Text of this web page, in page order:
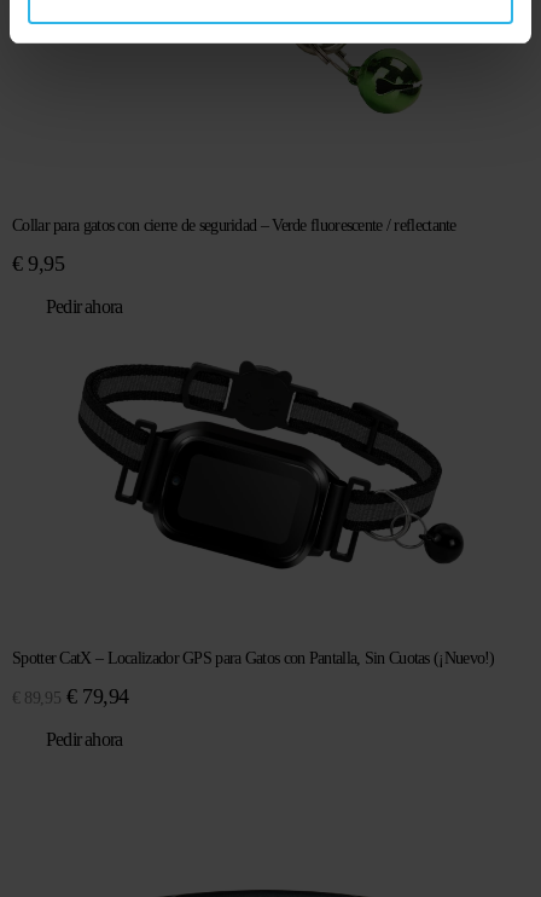
Collar para gatos con cierre de seguridad – Verde fluorescente / reflectante
€9,95
Pedir ahora
Spotter CatX – Localizador GPS para Gatos con Pantalla, Sin Cuotas (¡Nuevo!)
€ 89,95 El
original
€79,94El
Pedir ahora